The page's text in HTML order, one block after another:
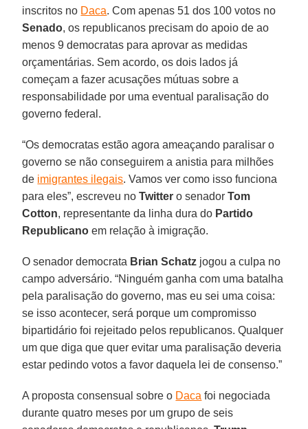
inscritos no Daca. Com apenas 51 dos 100 votos no
Senado, os republicanos precisam do apoio de ao
menos 9 democratas para aprovar as medidas
orçamentárias. Sem acordo, os dois lados já
começam a fazer acusações mútuas sobre a
responsabilidade por uma eventual paralisação do
governo federal.
“Os democratas estão agora ameaçando paralisar o
governo se não conseguirem a anistia para milhões
de imigrantes ilegais. Vamos ver como isso funciona
para eles”, escreveu noTwitter o senadorTom
Cotton, representante da linha dura do Partido
Republicano em relação à imigração.
O senador democrata Brian Schatz jogou a culpa no
campo adversário. “Ninguém ganha com uma batalha
pela paralisação do governo, mas eu sei uma coisa:
se isso acontecer, será porque um compromisso
bipartidário foi rejeitado pelos republicanos. Qualquer
um que diga que quer evitar uma paralisação deveria
estar pedindo votos a favor daquela lei de consenso.”
A proposta consensual sobre o Daca foi negociada
durante quatro meses por um grupo de seis